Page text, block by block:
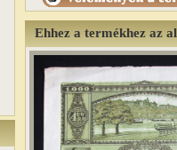
Ehhez a termékhez az